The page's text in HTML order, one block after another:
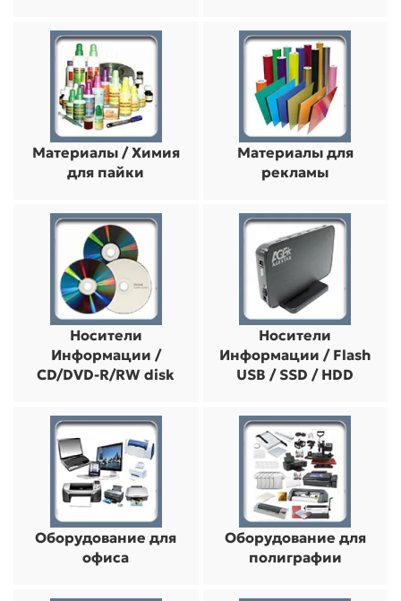
Материалы / Химия
для пайки
Материалы для
рекламы
Носители
Информации /
CD/DVD-R/RW disk
Носители
Информации / Flash
USB / SSD / HDD
Оборудование для
офиса
Оборудование для
полиграфии